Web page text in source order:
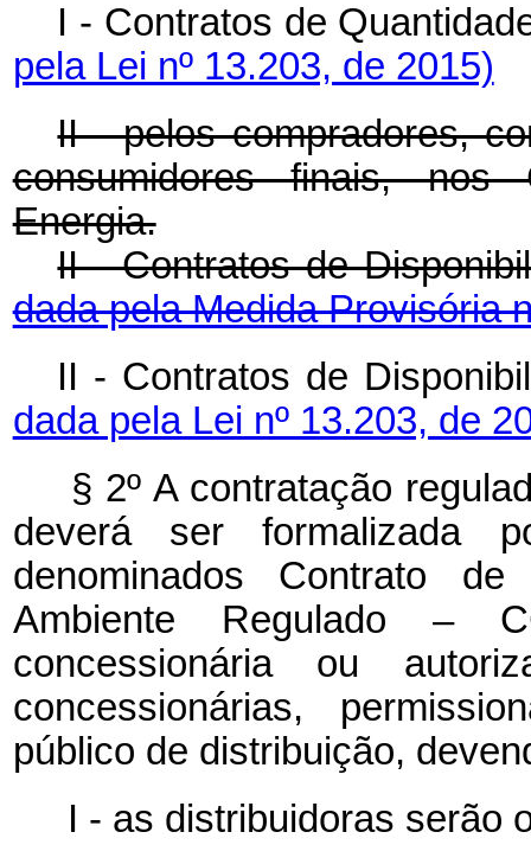
I - Contratos de
pela Lei nº 13.203, de 2015)
II - pelos compradores,
consumidores finais, nos
Energia.
II - Contratos de
dada pela Medida Provisória
II - Contratos de
dada pela Lei nº 13.203, de
§ 2º A contratação
deverá ser formalizada
denominados Contrato
Ambiente Regulado –
concessionária ou
concessionárias,
público de distribuição,
I - as distribuidoras serão